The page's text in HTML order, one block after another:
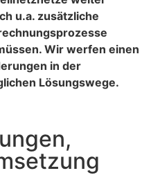
u.a. zusätzliche
Wir werfen einen
in der
Lösungswege.